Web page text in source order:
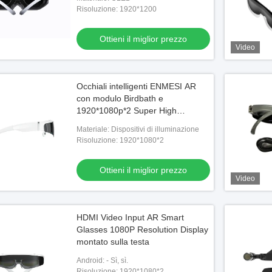
miglior prezzo
Risoluzione: 1920*1200
Ottieni il miglior prezzo
Video
Occhiali intelligenti ENMESI AR
con modulo Birdbath e
1920*1080p*2 Super High
Materiale: Dispositivi di illuminazione
Risoluzione: 1920*1080*2
Ottieni il miglior prezzo
Video
HDMI Video Input AR Smart
Glasses 1080P Resolution Display
montato sulla testa
Android: - Sì, sì.